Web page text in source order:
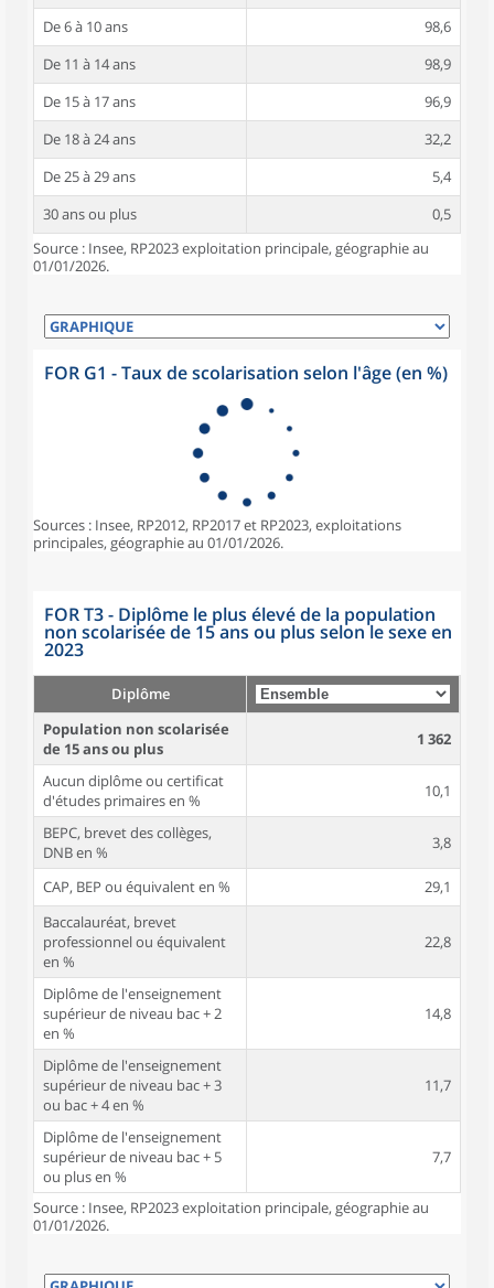
De 6 à 10 ans
98,6
De 11 à 14 ans
98,9
De 15 à 17 ans
96,9
De 18 à 24 ans
32,2
De 25 à 29 ans
5,4
30 ans ou plus
0,5
Source : Insee, RP2023 exploitation principale, géographie au
01/01/2026.
FOR G1 - Taux de scolarisation selon l'âge (en %)
Sources : Insee, RP2012, RP2017 et RP2023, exploitations
principales, géographie au 01/01/2026.
FOR T3 - Diplôme le plus élevé de la population
non scolarisée de 15 ans ou plus selon le sexe en
2023
Diplôme
Population non scolarisée
de 15 ans ou plus
1 362
Aucun diplôme ou certificat
d'études primaires en %
10,1
BEPC, brevet des collèges,
DNB en %
3,8
CAP, BEP ou équivalent en %
29,1
Baccalauréat, brevet
professionnel ou équivalent
en %
22,8
Diplôme de l'enseignement
supérieur de niveau bac + 2
en %
14,8
Diplôme de l'enseignement
supérieur de niveau bac + 3
ou bac + 4 en %
11,7
Diplôme de l'enseignement
supérieur de niveau bac + 5
ou plus en %
7,7
Source : Insee, RP2023 exploitation principale, géographie au
01/01/2026.